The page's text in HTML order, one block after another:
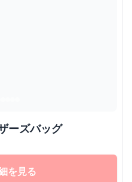
ーズバッグ
を見る